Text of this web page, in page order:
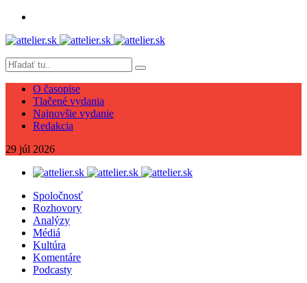
O časopise
Tlačené vydania
Najnovšie vydanie
Redakcia
29 júl 2026
Spoločnosť
Rozhovory
Analýzy
Médiá
Kultúra
Komentáre
Podcasty